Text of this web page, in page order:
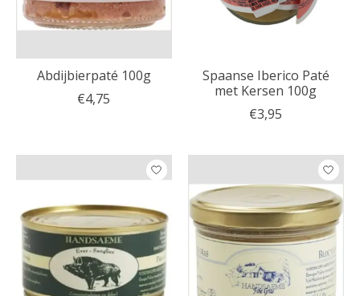
Abdijbierpaté 100g
€4,75
Spaanse Iberico Paté
met Kersen 100g
€3,95